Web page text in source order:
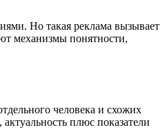
Но такая реклама вызывает
механизмы понятности,
человека и схожих
плюс показатели